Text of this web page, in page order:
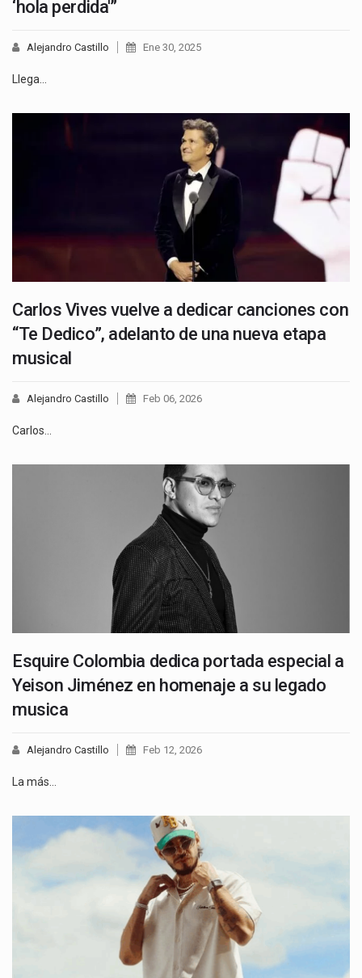
‘hola perdida'”
Alejandro Castillo Ene 30, 2025
Llega…
Carlos Vives vuelve a dedicar canciones con
“Te Dedico”, adelanto de una nueva etapa
musical
Alejandro Castillo Feb 06, 2026
Carlos…
Esquire Colombia dedica portada especial a
Yeison Jiménez en homenaje a su legado
musica
Alejandro Castillo Feb 12, 2026
La más…